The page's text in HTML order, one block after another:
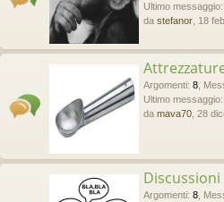
Ultimo messaggio:
da stefanor , 18
Argomenti: 8
Ultimo messaggio:
da mava70 , 28
Discussioni
Argomenti: 8